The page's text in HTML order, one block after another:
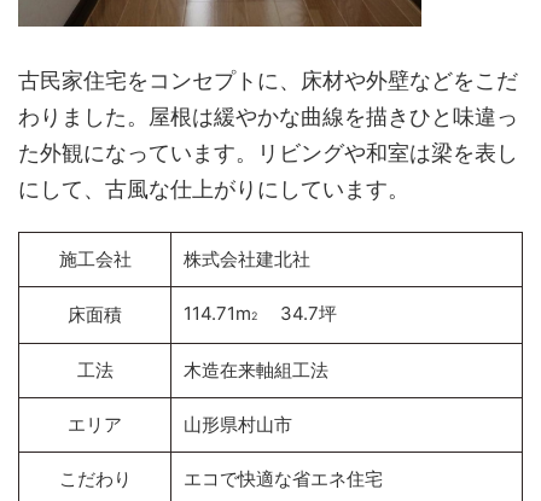
古民家住宅をコンセプトに、床材や外壁などをこだ
わりました。屋根は緩やかな曲線を描きひと味違っ
た外観になっています。リビングや和室は梁を表し
にして、古風な仕上がりにしています。
施工会社 株式会社建北社
床面積 114.71m2 34.7坪
工法 木造在来軸組工法
エリア 山形県村山市
こだわり エコで快適な省エネ住宅